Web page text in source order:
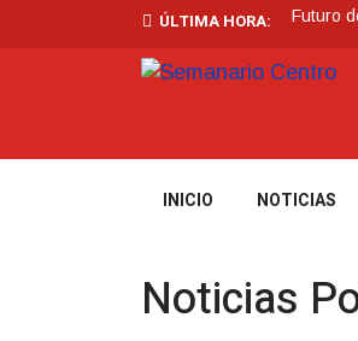
ÚLTIMA HORA:
Futuro
BPS
INICIO NOTICIAS
Noticias